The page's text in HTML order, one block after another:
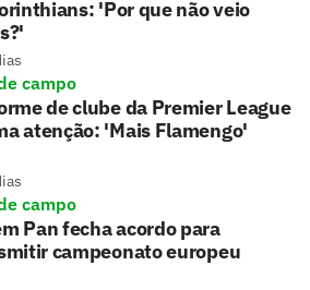
'Por que não veio
campo
de clube da Premier League
atenção: 'Mais Flamengo'
campo
Pan fecha acordo para
campeonato europeu